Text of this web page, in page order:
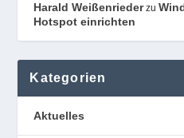
Harald Weißenriederzu
Hotspot einrichten
Kategorien
Aktuelles